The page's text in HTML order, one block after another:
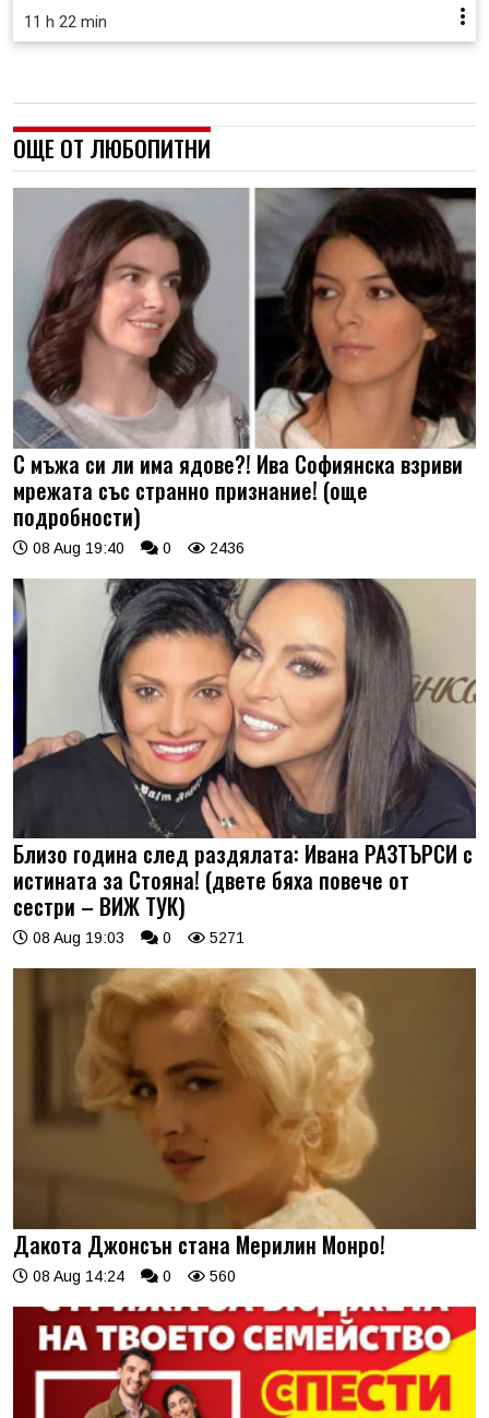
11 h 22 min
ОЩЕ ОТ ЛЮБОПИТНИ
С мъжа си ли има ядове?! Ива Софиянска взриви
мрежата със странно признание! (още
подробности)
08 Aug 19:40 0 2436
Близо година след раздялата: Ивана РАЗТЪРСИ с
истината за Стояна! (двете бяха повече от
сестри – ВИЖ ТУК)
08 Aug 19:03 0 5271
Дакота Джонсън стана Мерилин Монро!
08 Aug 14:24 0 560